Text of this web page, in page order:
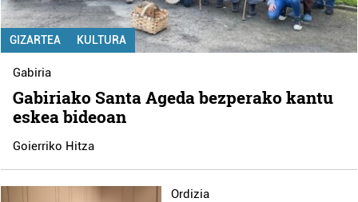
GIZARTEA KULTURA
Gabiria
Gabiriako Santa Ageda bezperako kantu
eskea bideoan
Goierriko Hitza
Ordizia